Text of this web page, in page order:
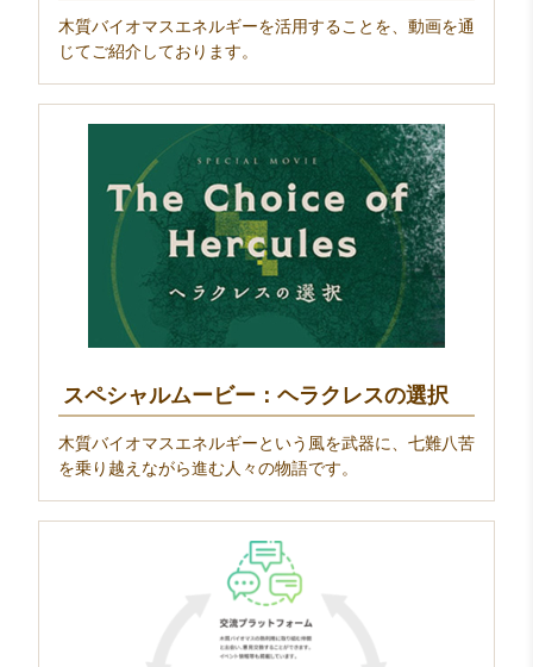
木質バイオマスエネルギーを活用することを、動画を通
じてご紹介しております。
スペシャルムービー：ヘラクレスの選択
木質バイオマスエネルギーという風を武器に、七難八苦
を乗り越えながら進む人々の物語です。